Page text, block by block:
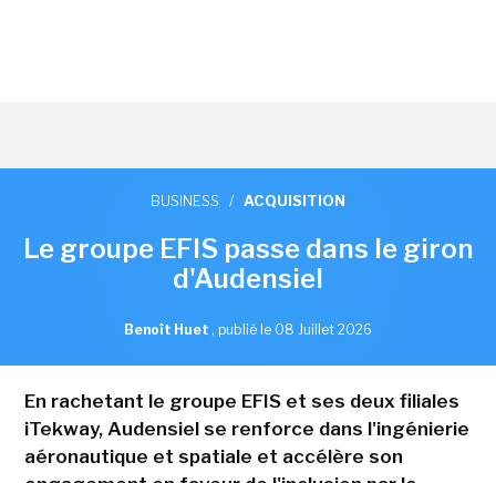
BUSINESS / ACQUISITION
Le groupe EFIS passe dans le giron
d'Audensiel
Benoît Huet , publié le 08 Juillet 2026
En rachetant le groupe EFIS et ses deux filiales
iTekway, Audensiel se renforce dans l'ingénierie
aéronautique et spatiale et accélère son